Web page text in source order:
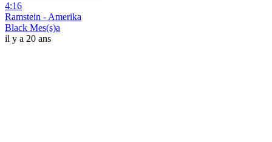
4:16
Ramstein - Amerika
Black Mes(s)a
il y a 20 ans